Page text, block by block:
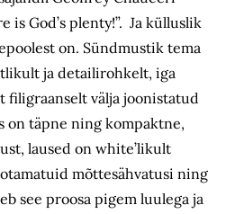
is God’s plenty!”. Ja külluslik
on. Sündmustik tema
ja detailirohkelt, iga
filigraanselt välja joonistatud
on täpne ning kompaktne,
laused on white’likult
mõttesähvatusi ning
see proosa pigem luulega ja